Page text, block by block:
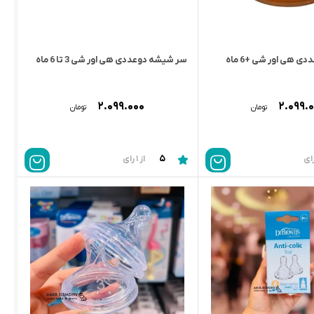
هی اور شی +6 ماه
تومان
سر شیشه دوعددی هی اور شی 3 تا 6 ماه
۲.۰۹۹.۰۰۰ تومان
5 از 1 رای